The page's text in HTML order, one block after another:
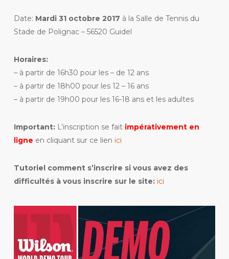
Date: Mardi 31 octobre 2017 à la Salle de Tennis du
Stade de Polignac – 56520 Guidel
Horaires:
– à partir de 16h30 pour les – de 12 ans
– à partir de 18h00 pour les 12 – 16 ans
– à partir de 19h00 pour les 16-18 ans et les adultes
Important:L’inscription se fait impérativement en
ligne en cliquant sur ce lien ici
Tutoriel comment s’inscrire si vous avez des
difficultés à vous inscrire sur le site: ici